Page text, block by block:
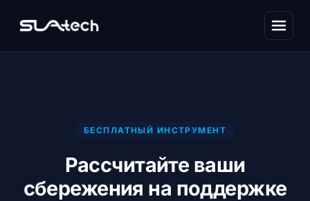
БЕСПЛАТНЫЙ ИНСТРУМЕНТ
Рассчитайте ваши
сбережения на поддержке